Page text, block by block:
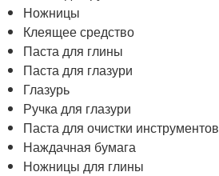
Ножницы
Клеящее средство
Паста для глины
Паста для глазури
Глазурь
Ручка для глазури
Паста для очистки инструментов
Наждачная бумага
Ножницы для глины